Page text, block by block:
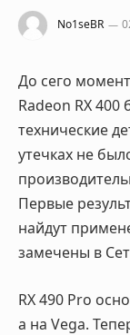
No1seBR
До сего
Radeon RX
технические
утечках не
Первые
найдут
замечены в
RX 490 Pro
а на Vega.